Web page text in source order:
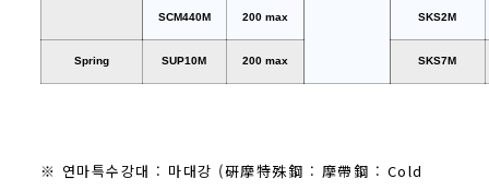
SCM440M 200 max SKS2M
Spring SUP10M 200 max SKS7M
※ 연마특수강대 : 마대강 (硏摩特殊鋼 : 摩帶鋼 : Cold